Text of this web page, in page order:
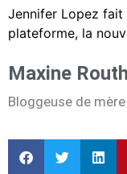
Jennifer Lopez fait
plateforme, la
Maxine
Bloggeuse de